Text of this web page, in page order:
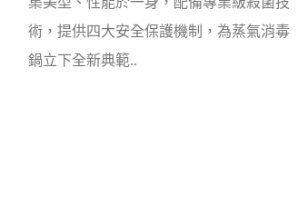
術，提供四大安全保護機制，為蒸氣消毒
鍋立下全新典範..